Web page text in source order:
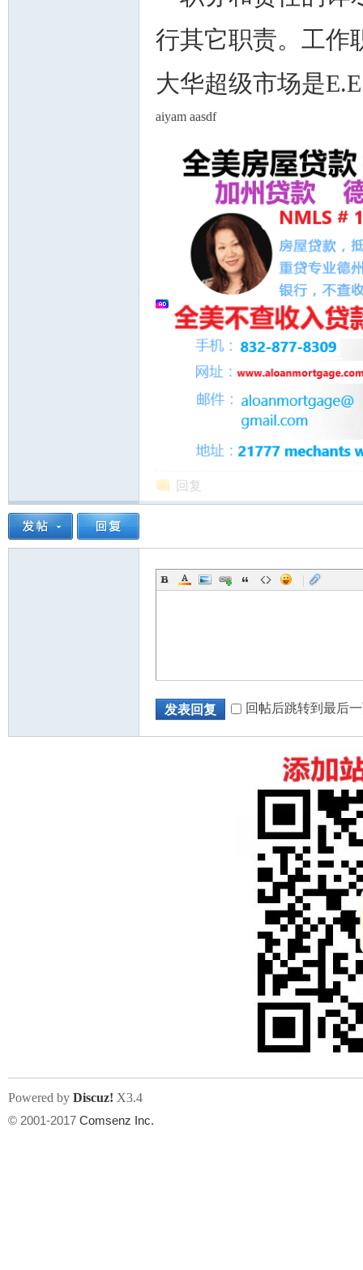
行其它职责。工作
大华超级市场是
aiyam aasdf
回复
|
发表回复 回帖后跳转到最后
Powered by Discuz! X3.4
© 2001-2017 Comsenz Inc.